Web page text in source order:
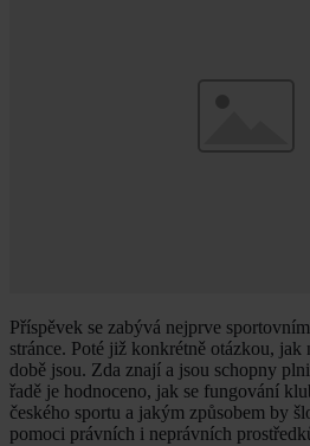
Příspěvek se zabývá nejprve
stránce. Poté již konkrétně otázkou, jak
době jsou. Zda znají a jsou schopny
řadě je hodnoceno, jak se fungování
českého sportu a jakým způsobem by
pomoci právních i neprávních